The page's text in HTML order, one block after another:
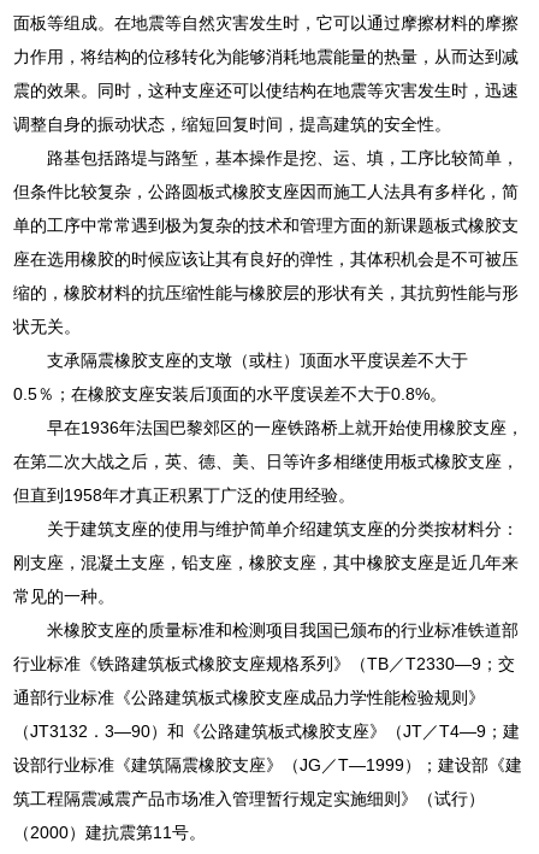
面板等组成。在地震等自然灾害发生时，它可以通过摩擦材料的摩擦
力作用，将结构的位移转化为能够消耗地震能量的热量，从而达到减
震的效果。同时，这种支座还可以使结构在地震等灾害发生时，迅速
调整自身的振动状态，缩短回复时间，提高建筑的安全性。
路基包括路堤与路堑，基本操作是挖、运、填，工序比较简单，
但条件比较复杂，公路圆板式橡胶支座因而施工人法具有多样化，简
单的工序中常常遇到极为复杂的技术和管理方面的新课题板式橡胶支
座在选用橡胶的时候应该让其有良好的弹性，其体积机会是不可被压
缩的，橡胶材料的抗压缩性能与橡胶层的形状有关，其抗剪性能与形
状无关。
支承隔震橡胶支座的支墩（或柱）顶面水平度误差不大于
0.5％；在橡胶支座安装后顶面的水平度误差不大于0.8%。
早在1936年法国巴黎郊区的一座铁路桥上就开始使用橡胶支座，
在第二次大战之后，英、德、美、日等许多相继使用板式橡胶支座，
但直到1958年才真正积累丁广泛的使用经验。
关于建筑支座的使用与维护简单介绍建筑支座的分类按材料分：
刚支座，混凝土支座，铅支座，橡胶支座，其中橡胶支座是近几年来
常见的一种。
米橡胶支座的质量标准和检测项目我国已颁布的行业标准铁道部
行业标准《铁路建筑板式橡胶支座规格系列》（TB／T2330—9；交
通部行业标准《公路建筑板式橡胶支座成品力学性能检验规则》
（JT3132．3—90）和《公路建筑板式橡胶支座》（JT／T4—9；建
设部行业标准《建筑隔震橡胶支座》（JG／T—1999）；建设部《建
筑工程隔震减震产品市场准入管理暂行规定实施细则》（试行）
（2000）建抗震第11号。